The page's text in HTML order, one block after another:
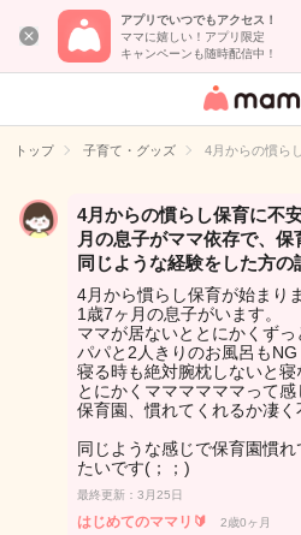
アプリでいつでもアクセス！
ママに嬉しい！アプリ限定
キャンペーンも随時配信中！
女性専用匿
イト
トップ 子育て・グッズ 4月からの慣ら
4月からの慣らし保育に不
月の息子がママ依存で、保
同じような経験をした方の
4月から慣らし保育が始まりま
1歳7ヶ月の息子がいます。
ママが居ないととにかくずっ
パパと2人きりのお風呂もNG
寝る時も絶対腕枕しないと寝
とにかくママママママって感
保育園、慣れてくれるか凄く
同じような感じで保育園慣
たいです(；；)
最終更新：3月25日
はじめてのママリ🔰 2歳0ヶ月